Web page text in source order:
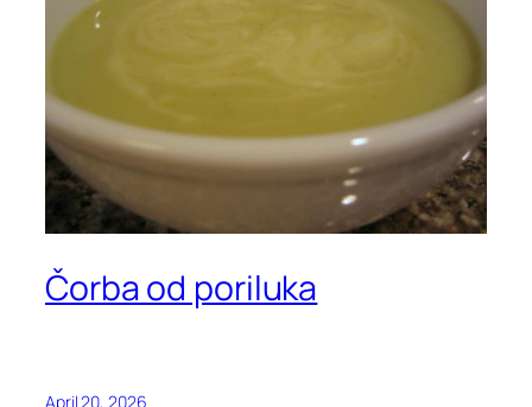
Čorba od poriluka
April 20, 2026